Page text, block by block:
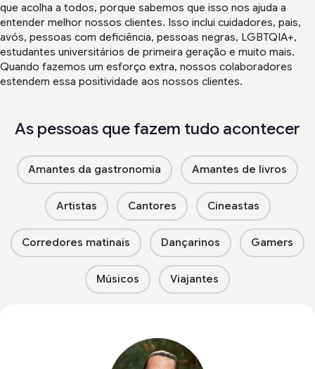
que acolha a todos, porque sabemos que isso nos ajuda a
entender melhor nossos clientes. Isso inclui cuidadores, pais,
avós, pessoas com deficiência, pessoas negras, LGBTQIA+,
estudantes universitários de primeira geração e muito mais.
Quando fazemos um esforço extra, nossos colaboradores
estendem essa positividade aos nossos clientes.
As pessoas que fazem tudo acontecer
Amantes da gastronomia Amantes de livros
Artistas Cantores Cineastas
Corredores matinais Dançarinos Gamers
Músicos Viajantes